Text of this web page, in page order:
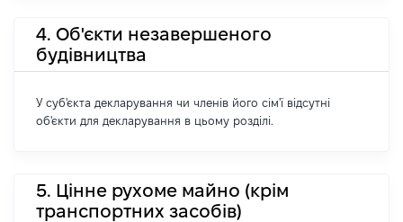
4. Об'єкти незавершеного
будівництва
У суб'єкта декларування чи членів його сім'ї відсутні
об'єкти для декларування в цьому розділі.
5. Цінне рухоме майно (крім
транспортних засобів)